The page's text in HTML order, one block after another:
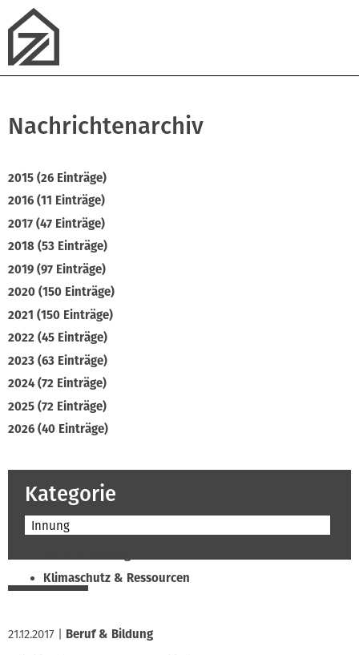
Nachrichtenarchiv
2015 (26 Einträge)
2016 (11 Einträge)
2017 (47 Einträge)
2018 (53 Einträge)
2019 (97 Einträge)
2020 (150 Einträge)
2021 (150 Einträge)
2022 (45 Einträge)
2023 (63 Einträge)
2024 (72 Einträge)
2025 (72 Einträge)
2026 (40 Einträge)
Kategorie
Innung
Klimaschutz & Ressourcen
21.12.2017 Beruf & Bildung